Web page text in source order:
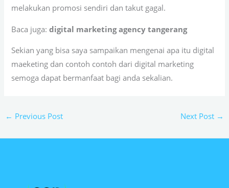
melakukan promosi sendiri dan takut gagal.
Baca juga:digital marketing agency tangerang
Sekian yang bisa saya sampaikan mengenai apa itu digital
maeketing dan contoh contoh dari digital marketing
semoga dapat bermanfaat bagi anda sekalian.
← Previous Post Next Post →